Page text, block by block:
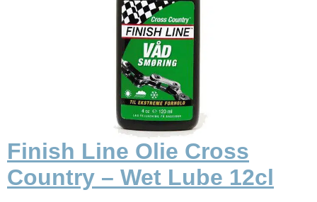
Finish Line Olie Cross
Country – Wet Lube 12cl